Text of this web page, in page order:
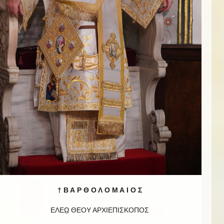
† Β Α Ρ Θ Ο Λ Ο Μ Α Ι Ο Σ
ΕΛΕῼ ΘΕΟΥ ΑΡΧΙΕΠΙΣΚΟΠΟΣ